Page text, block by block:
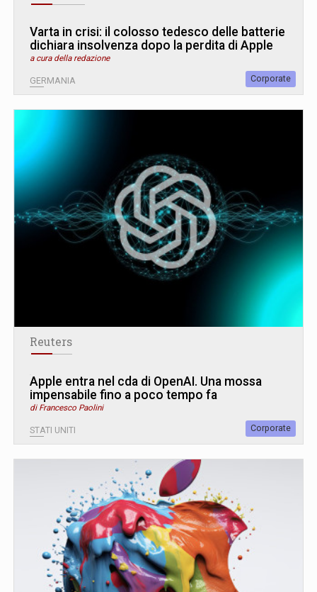
Varta in crisi: il colosso tedesco delle batterie
dichiara insolvenza dopo la perdita di Apple
a cura della redazione
GERMANIA Corporate
Reuters
Apple entra nel cda di OpenAI. Una mossa
impensabile fino a poco tempo fa
di Francesco Paolini
STATI UNITI Corporate